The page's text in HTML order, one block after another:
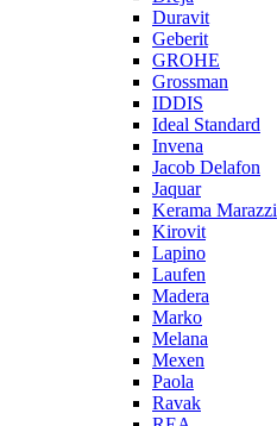
Duravit
Geberit
GROHE
Grossman
IDDIS
Ideal Standard
Invena
Jacob Delafon
Jaquar
Kerama Marazzi
Kirovit
Lapino
Laufen
Madera
Marko
Melana
Mexen
Paola
Ravak